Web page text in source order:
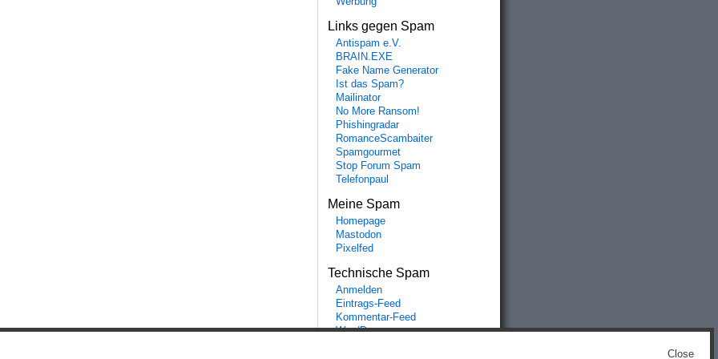
Links gegen Spam
Antispam e.V.
BRAIN.EXE
Fake Name Generator
Ist das Spam?
Mailinator
No More Ransom!
Phishingradar
RomanceScambaiter
Spamgourmet
Stop Forum Spam
Telefonpaul
Meine Spam
Homepage
Mastodon
Pixelfed
Technische Spam
Anmelden
Eintrags-Feed
Kommentar-Feed
WordPress.org
Close